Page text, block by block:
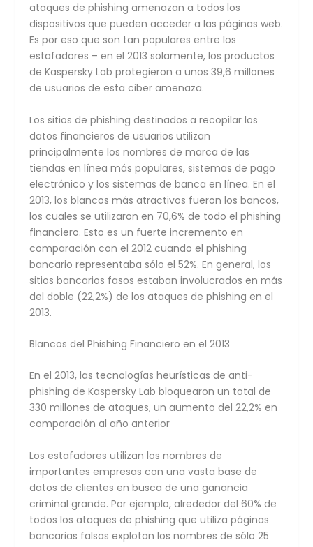
ataques de phishing amenazan a todos los
dispositivos que pueden acceder a las páginas web.
Es por eso que son tan populares entre los
estafadores – en el 2013 solamente, los productos
de Kaspersky Lab protegieron a unos 39,6 millones
de usuarios de esta ciber amenaza.
Los sitios de phishing destinados a recopilar los
datos financieros de usuarios utilizan
principalmente los nombres de marca de las
tiendas en línea más populares, sistemas de pago
electrónico y los sistemas de banca en línea. En el
2013, los blancos más atractivos fueron los bancos,
los cuales se utilizaron en 70,6% de todo el phishing
financiero. Esto es un fuerte incremento en
comparación con el 2012 cuando el phishing
bancario representaba sólo el 52%. En general, los
sitios bancarios fasos estaban involucrados en más
del doble (22,2%) de los ataques de phishing en el
2013.
Blancos del Phishing Financiero en el 2013
En el 2013, las tecnologías heurísticas de anti-
phishing de Kaspersky Lab bloquearon un total de
330 millones de ataques, un aumento del 22,2% en
comparación al año anterior
Los estafadores utilizan los nombres de
importantes empresas con una vasta base de
datos de clientes en busca de una ganancia
criminal grande. Por ejemplo, alrededor del 60% de
todos los ataques de phishing que utiliza páginas
bancarias falsas explotan los nombres de sólo 25